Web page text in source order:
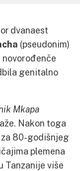
dvanaest
(pseudonim)
novorođenče
genitalno
Mkapa
Nakon toga
za 80-godišnjeg
plemena
Tanzanije više